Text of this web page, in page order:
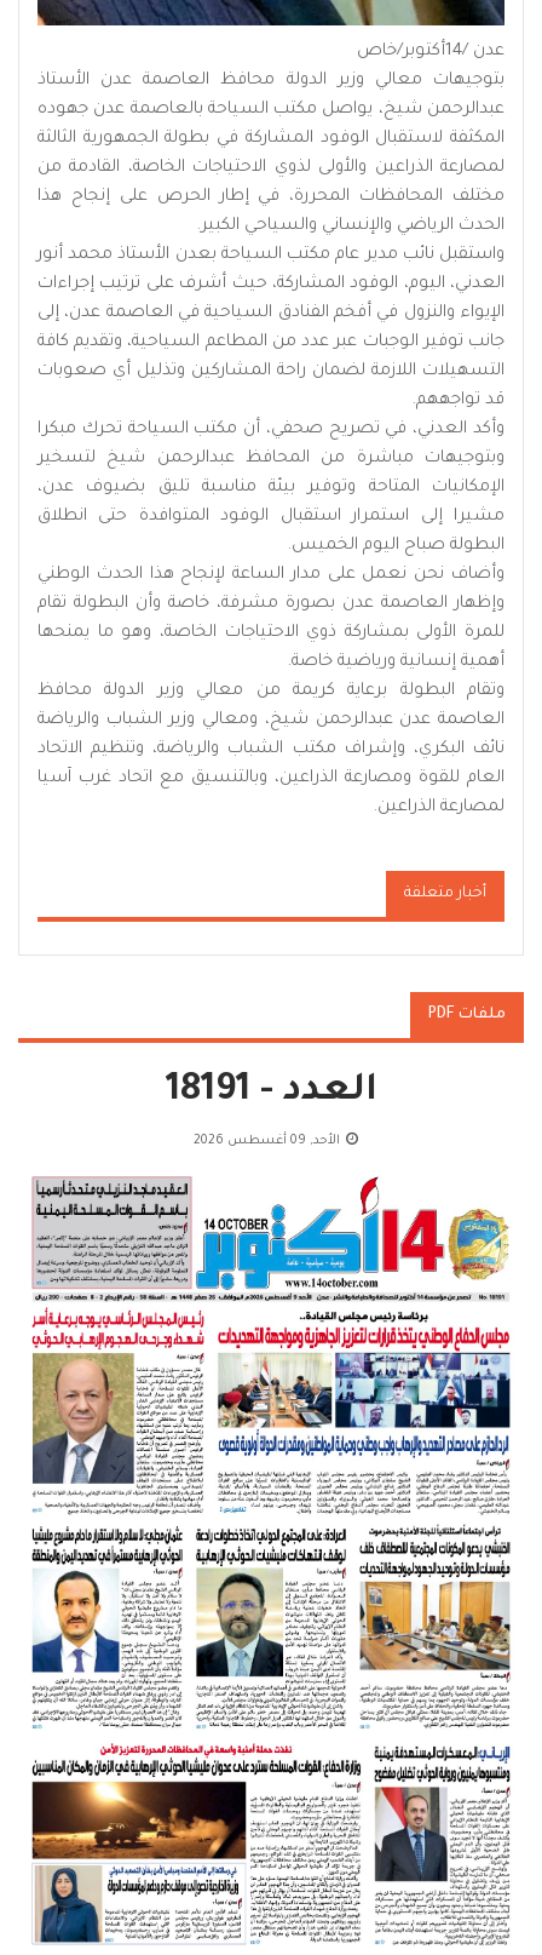
عدن /14أكتوبر/خاص
بتوجيهات معالي وزير الدولة محافظ العاصمة عدن الأستاذ
عبدالرحمن شيخ، يواصل مكتب السياحة بالعاصمة عدن جهوده
المكثفة لاستقبال الوفود المشاركة في بطولة الجمهورية الثالثة
لمصارعة الذراعين والأولى لذوي الاحتياجات الخاصة، القادمة من
مختلف المحافظات المحررة، في إطار الحرص على إنجاح هذا
الحدث الرياضي والإنساني والسياحي الكبير.
واستقبل نائب مدير عام مكتب السياحة بعدن الأستاذ محمد أنور
العدني، اليوم، الوفود المشاركة، حيث أشرف على ترتيب إجراءات
الإيواء والنزول في أفخم الفنادق السياحية في العاصمة عدن، إلى
جانب توفير الوجبات عبر عدد من المطاعم السياحية، وتقديم كافة
التسهيلات اللازمة لضمان راحة المشاركين وتذليل أي صعوبات
قد تواجههم.
وأكد العدني، في تصريح صحفي، أن مكتب السياحة تحرك مبكرا
وبتوجيهات مباشرة من المحافظ عبدالرحمن شيخ لتسخير
الإمكانيات المتاحة وتوفير بيئة مناسبة تليق بضيوف عدن،
مشيرا إلى استمرار استقبال الوفود المتوافدة حتى انطلاق
البطولة صباح اليوم الخميس.
وأضاف نحن نعمل على مدار الساعة لإنجاح هذا الحدث الوطني
وإظهار العاصمة عدن بصورة مشرفة، خاصة وأن البطولة تقام
للمرة الأولى بمشاركة ذوي الاحتياجات الخاصة، وهو ما يمنحها
أهمية إنسانية ورياضية خاصة.
وتقام البطولة برعاية كريمة من معالي وزير الدولة محافظ
العاصمة عدن عبدالرحمن شيخ، ومعالي وزير الشباب والرياضة
نائف البكري، وإشراف مكتب الشباب والرياضة، وتنظيم الاتحاد
العام للقوة ومصارعة الذراعين، وبالتنسيق مع اتحاد غرب آسيا
لمصارعة الذراعين.
أخبار متعلقة
ملفات PDF
العدد - 18191
الأحد, 09 أغسطس 2026